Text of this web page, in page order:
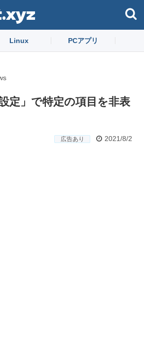
Linux PCアプリ
定」で特定の項目を非表
広告あり 2021/8/2